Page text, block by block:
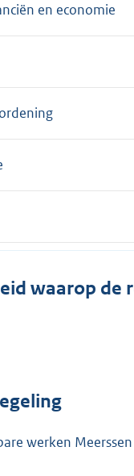
en economie
waarop de
werken